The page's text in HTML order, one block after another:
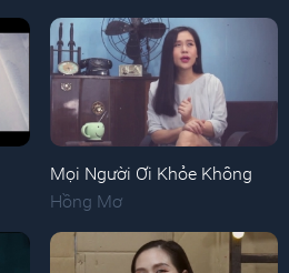
Mọi Người Ơi Khỏe Không
Hồng Mơ